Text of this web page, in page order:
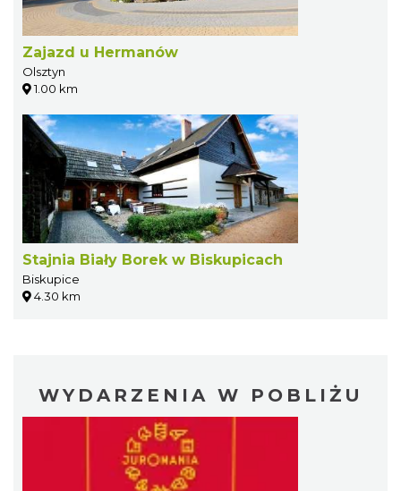
Zajazd u Hermanów
Olsztyn
1.00 km
Stajnia Biały Borek w Biskupicach
Biskupice
4.30 km
WYDARZENIA W POBLIŻU